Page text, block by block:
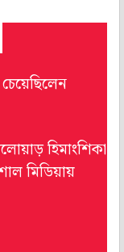
হিমাংশিকা
মিডিয়ায়